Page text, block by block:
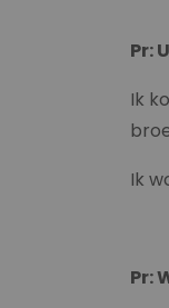
Pr:
Ik
Ik
Pr: